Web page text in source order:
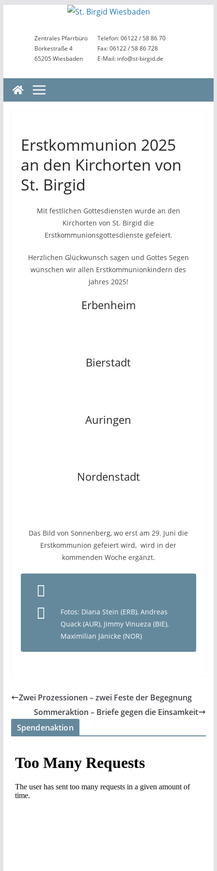
springenZentrales Pfarrbüro
Borkestraße 4
65205 Wiesbaden
Telefon: 06122 / 58 86 70
Fax: 06122 / 58 86 728
E-Mail: info@st-birgid.de
Erstkommunion 2025
an den Kirchorten von
St. Birgid
Mit festlichen Gottesdiensten wurde an den
Kirchorten von St. Birgid die
Erstkommunionsgottesdienste gefeiert.
Herzlichen Glückwunsch sagen und Gottes Segen
wünschen wir allen Erstkommunionkindern des
Jahres 2025!
Erbenheim
Bierstadt
Auringen
Nordenstadt
Das Bild von Sonnenberg, wo erst am 29. Juni die
Erstkommunion gefeiert wird, wird in der
kommenden Woche ergänzt.
Fotos: Diana Stein (ERB), Andreas
Quack (AUR), Jimmy Vinueza (BIE),
Maximilian Jänicke (NOR)
Zwei Prozessionen – zwei Feste der Begegnung
Sommeraktion – Briefe gegen die Einsamkeit
Spendenaktion